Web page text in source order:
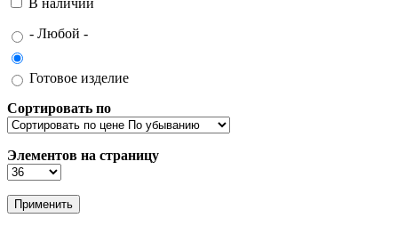
В наличии
- Любой -
Готовое изделие
Сортировать по
Элементов на страницу